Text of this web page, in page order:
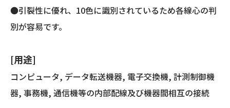
●引裂性に優れ、10色に識別されているため各線心の判
別が容易です。
[用途]
コンピュータ, データ転送機器, 電子交換機, 計測制御機
器, 事務機, 通信機等の内部配線及び機器間相互の接続